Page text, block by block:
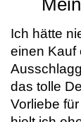
Ich hätte
einen Kauf
das tolle
Vorliebe